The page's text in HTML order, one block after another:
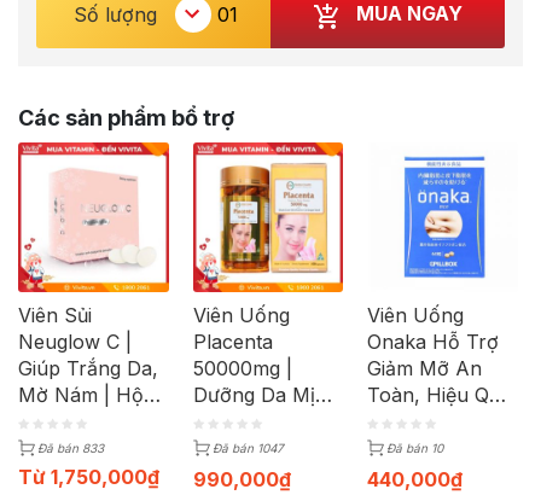
Số lượng MUA NGAY
Các sản phẩm bổ trợ
Viên Sủi
Neuglow C |
Giúp Trắng Da,
Mờ Nám | Hộp
7 Vỉ x 4 Viên
Đã bán 833
Từ 1,750,000₫
Viên Uống
Placenta
50000mg |
Dưỡng Da Mịn
Màng, Đẩy Lùi
Sạm Nám | Hộp
100 Viên
Đã bán 1047
990,000₫
Viên Uống
Onaka Hỗ Trợ
Giảm Mỡ An
Toàn, Hiệu Quả
(Hộp 60 Viên)
Đã bán 10
440,000₫